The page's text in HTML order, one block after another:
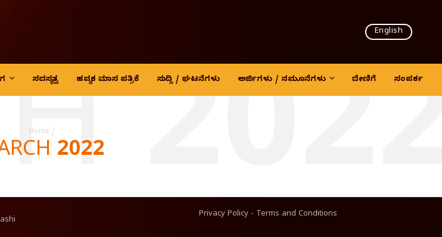
English
ಸದಸ್ಯತ್ವ ಹವ್ಯಕ ಮಾಸ ಪತ್ರಿಕೆ ಸುದ್ದಿ / ಘಟನೆಗಳು ಅರ್ಜಿಗಳು / ನಮೂನೆಗಳು ದೇಣಿಗೆ ಸಂಪರ್ಕ
Home /
2022
Privacy Policy- Terms and Conditions